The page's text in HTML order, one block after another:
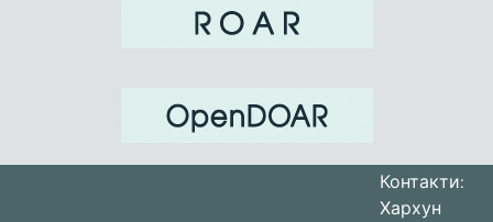
Контакти:
Хархун